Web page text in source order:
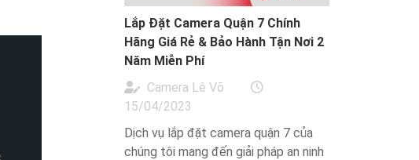
Lắp Đặt Camera Quận 7 Chính
Hãng Giá Rẻ & Bảo Hành Tận Nơi 2
Năm Miễn Phí
Camera Lê Võ
15/04/2023
Dịch vụ lắp đặt camera quận 7 của
chúng tôi mang đến giải pháp an ninh